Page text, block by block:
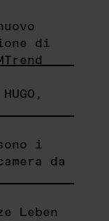
di
sono i
da
Leben